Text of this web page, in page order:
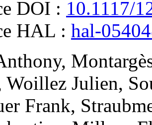
DOI : 10.1117/
HAL : hal-
,
Woillez Julien,
Frank,